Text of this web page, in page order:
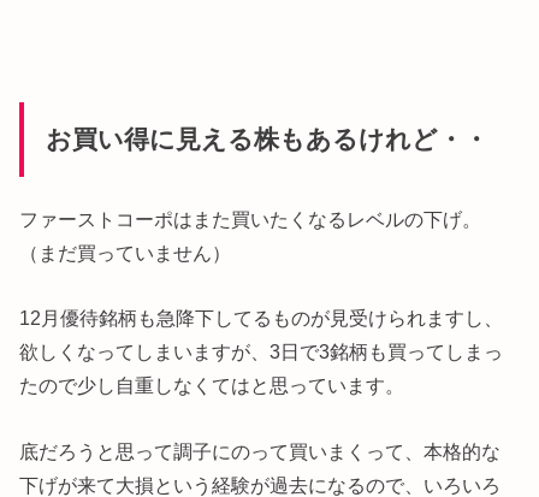
お買い得に見える株もあるけれど・・
ファーストコーポはまた買いたくなるレベルの下げ。
（まだ買っていません）
12月優待銘柄も急降下してるものが見受けられますし、
欲しくなってしまいますが、3日で3銘柄も買ってしまっ
たので少し自重しなくてはと思っています。
底だろうと思って調子にのって買いまくって、本格的な
下げが来て大損という経験が過去になるので、いろいろ